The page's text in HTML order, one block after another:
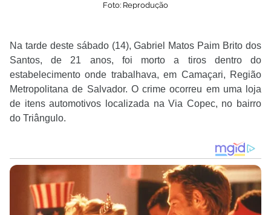
Foto: Reprodução
Na tarde deste sábado (14), Gabriel Matos Paim Brito dos
Santos, de 21 anos, foi morto a tiros dentro do
estabelecimento onde trabalhava, em Camaçari, Região
Metropolitana de Salvador. O crime ocorreu em uma loja
de itens automotivos localizada na Via Copec, no bairro
do Triângulo.